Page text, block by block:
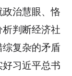
治慧眼、恪
判断经济社
复杂的矛盾
习近平总书